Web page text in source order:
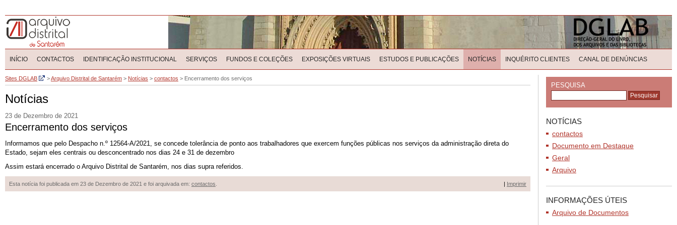
INÍCIO CONTACTOS IDENTIFICAÇÃO INSTITUCIONAL SERVIÇOS FUNDOS E COLEÇÕES EXPOSIÇÕES VIRTUAIS ESTUDOS E PUBLICAÇÕES NOTÍCIAS INQUÉRITO CLIENTES CANAL DE DENÚNCIAS
Sites DGLAB >Arquivo Distrital de Santarém > Notícias > contactos > Encerramento dos serviços
Notícias
23 de Dezembro de 2021
Encerramento dos serviços
Informamos que pelo Despacho n.º 12564-A/2021, se concede tolerância de ponto aos trabalhadores que exercem funções públicas nos serviços da administração direta do
Estado, sejam eles centrais ou desconcentrado nos dias 24 e 31 de dezembro
Assim estará encerrado o Arquivo Distrital de Santarém, nos dias supra referidos.
Esta notícia foi publicada em 23 de Dezembro de 2021 e foi arquivada em: contactos | Imprimir
PESQUISA
NOTÍCIAS
contactos
Documento em Destaque
Geral
Arquivo
INFORMAÇÕES ÚTEIS
Arquivo de Documentos